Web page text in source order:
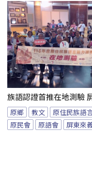
族語認證首推在地測驗
原鄉 教文
原住民族語
原民會
原語會 屏東來